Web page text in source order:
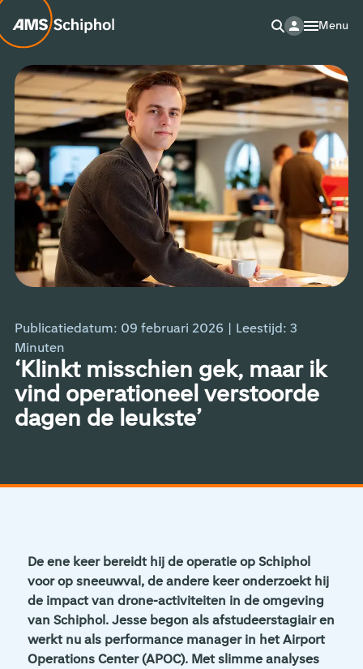
Menu
‘Klinkt misschien gek, maar ik
vind operationeel verstoorde
dagen de leukste’
Publicatiedatum: 09 februari 2026 | Leestijd: 3
Minuten
De ene keer bereidt hij de operatie op Schiphol
voor op sneeuwval, de andere keer onderzoekt hij
de impact van drone-activiteiten in de omgeving
van Schiphol. Jesse begon als afstudeerstagiair en
werkt nu als performance manager in het Airport
Operations Center (APOC). Met slimme analyses